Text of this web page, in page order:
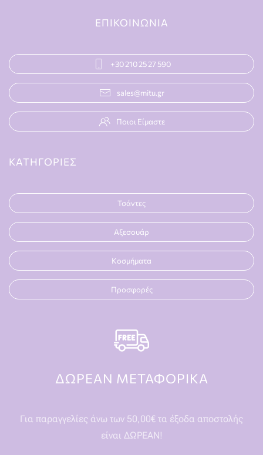
ΕΠΙΚΟΙΝΩΝΙΑ
+30 210 25 27 590
sales@mitu.gr
Ποιοι Είμαστε
ΚΑΤΗΓΟΡΙΕΣ
Τσάντες
Αξεσουάρ
Κοσμήματα
Προσφορές
ΔΩΡΕΑΝ ΜΕΤΑΦΟΡΙΚΑ
Για παραγγελίες άνω των 50,00€ τα έξοδα αποστολής
είναι ΔΩΡΕΑΝ!